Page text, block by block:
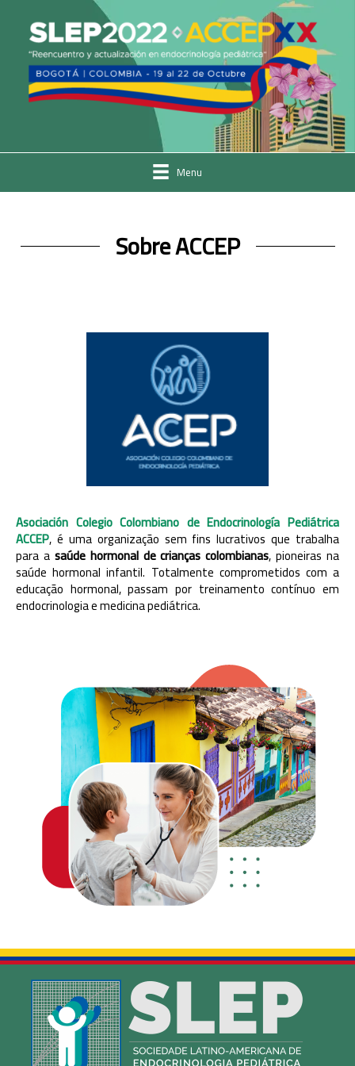
Menu
Sobre ACCEP
Asociación Colegio Colombiano de Endocrinología Pediátrica
ACCEP, é uma organização sem fins lucrativos que trabalha
para asaúde hormonal de crianças colombianas, pioneiras na
saúde hormonal infantil. Totalmente comprometidos com a
educação hormonal, passam por treinamento contínuo em
endocrinologia e medicina pediátrica.